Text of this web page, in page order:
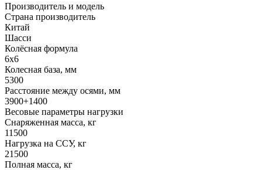
Производитель и модель
Страна производитель
Китай
Шасси
Колёсная формула
6x6
Колесная база, мм
5300
Расстояние между осями, мм
3900+1400
Весовые параметры нагрузки
Снаряженная масса, кг
11500
Нагрузка на ССУ, кг
21500
Полная масса, кг